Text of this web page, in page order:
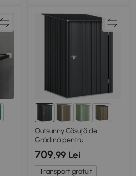
6+
Outsunny Căsuță de
Grădină pentru
Depozitarea Uneltelor, din
Oțel Zincat cu Ușă,
100x104x160 cm, Gri Închis
709,99 Lei
Transport gratuit